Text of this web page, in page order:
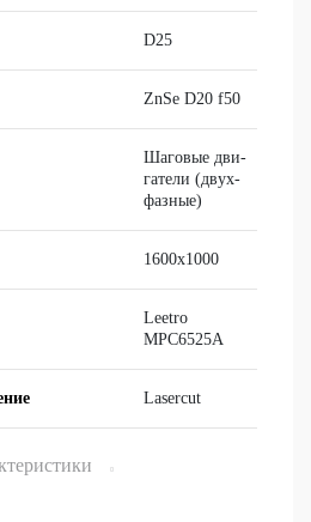
D25
ZnSe D20 f50
Ша­го­вые дви­
га­те­ли (двух­
фаз­ные)
1600x1000
Leetro
MPC6525A
Lasercut